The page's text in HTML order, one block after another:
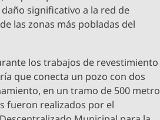
significativo a la red de
las zonas más pobladas del
los trabajos de revestimiento
que conecta un pozo con dos
en un tramo de 500
fueron realizados por el